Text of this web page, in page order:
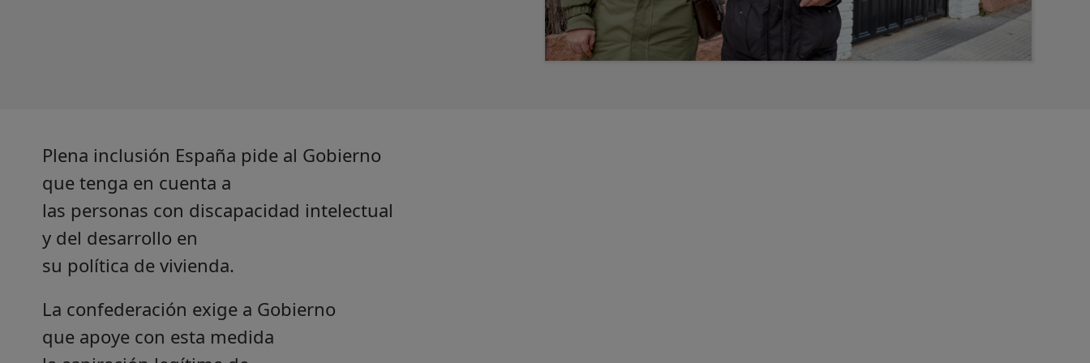
Plena inclusión España pide al Gobierno
que tenga en cuenta a
las personas con discapacidad intelectual
y del desarrollo en
su política de vivienda.
La confederación exige a Gobierno
que apoye con esta medida